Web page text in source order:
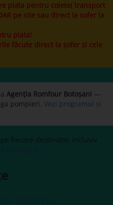
plata pentru colete( transport
pe site sau direct la sofer la
plata!
făcute direct la șofer și cele
Agenția Romfour Botoșani —
pompieri. Vezi programul și
pe fiecare destinație, inclusiv